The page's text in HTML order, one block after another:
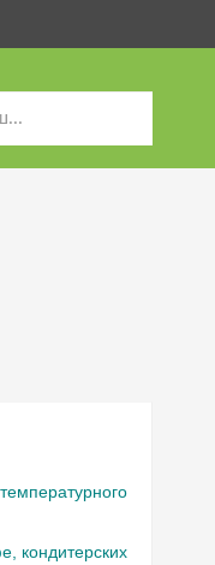
кондитерских